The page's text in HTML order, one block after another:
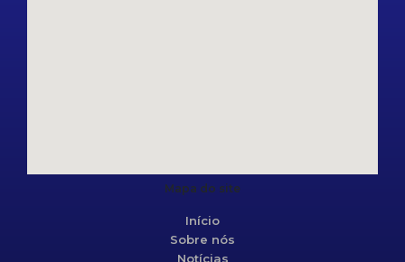
Mapa do site
Início
Sobre nós
Notícias